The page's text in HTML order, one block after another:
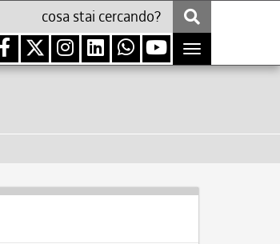
Toggle
navigation